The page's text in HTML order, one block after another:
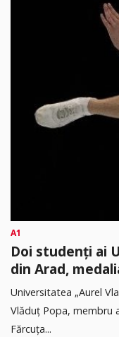
A1
Doi studenți ai
din Arad,
Universitatea „Aurel
Vlăduț Popa, membru
Fărcuța...